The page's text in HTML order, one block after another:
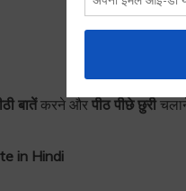
बातेंकरने और पीठ पीछे छुरी
in Hindi